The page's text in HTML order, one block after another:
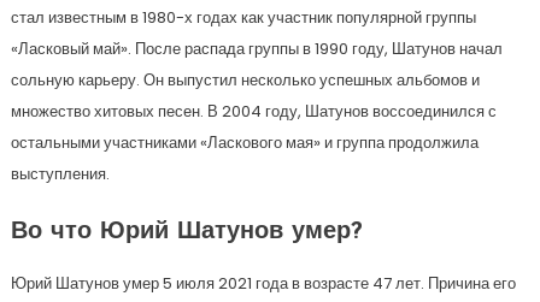
стал известным в 1980-х годах как участник популярной группы
«Ласковый май». После распада группы в 1990 году, Шатунов начал
сольную карьеру. Он выпустил несколько успешных альбомов и
множество хитовых песен. В 2004 году, Шатунов воссоединился с
остальными участниками «Ласкового мая» и группа продолжила
выступления.
Во что Юрий Шатунов умер?
Юрий Шатунов умер 5 июля 2021 года в возрасте 47 лет. Причина его